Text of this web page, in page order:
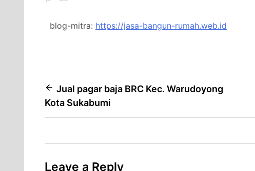
blog-mitra: https://jasa-bangun-rumah.web.id
Post
navigation
Jual pagar baja BRC Kec. Warudoyong
Kota Sukabumi
Leave a Reply